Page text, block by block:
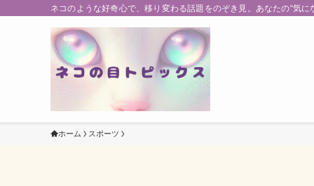
ネコのような好奇心で、移り変わる話題をのぞき見。あなたの“気
ホーム スポーツ